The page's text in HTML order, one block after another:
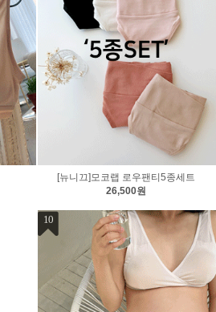
[뉴니끄]모코랩 로우팬티5종세트
26,500원
10